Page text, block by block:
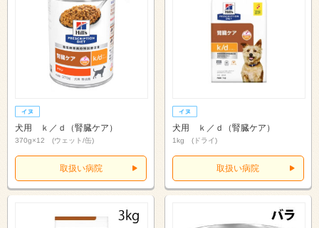
犬用 ｋ／ｄ（腎臓ケア）
370g×12 (ウェット/缶)
取扱い病院
犬用 ｋ／ｄ（腎臓ケア）
1kg (ドライ)
取扱い病院